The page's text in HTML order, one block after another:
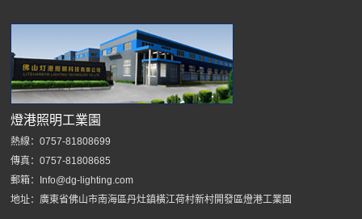
燈港照明工業園
熱線：0757-81808699
傳真：0757-81808685
郵箱：Info@dg-lighting.com
地址：廣東省佛山市南海區丹灶鎮橫江荷村新村開發區燈港工業園